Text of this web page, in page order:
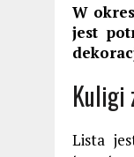
W
jest
Kuligi
Lista